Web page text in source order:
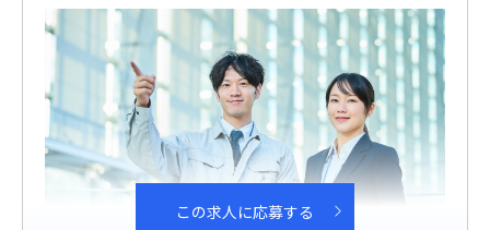
この求人に応募する